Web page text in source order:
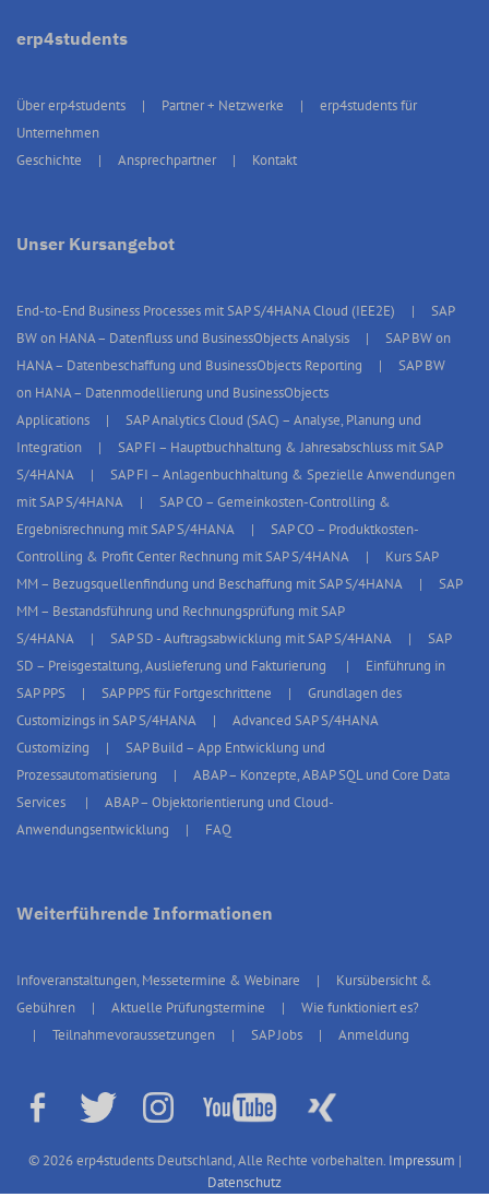
erp4students
Über erp4students Partner + Netzwerke
erp4students für
Unternehmen
Geschichte
Ansprechpartner Kontakt
Unser Kursangebot
End-to-End Business Processes mit SAP S/4HANA Cloud (IEE2E)
SAP
BW on HANA – Datenfluss und BusinessObjects Analysis
SAP BW on
HANA – Datenbeschaffung und BusinessObjects Reporting
SAP BW
on HANA – Datenmodellierung und BusinessObjects
Applications
SAP Analytics Cloud (SAC) – Analyse, Planung und
Integration
SAP FI – Hauptbuchhaltung & Jahresabschluss mit SAP
S/4HANA
SAP FI – Anlagenbuchhaltung & Spezielle Anwendungen
mit SAP S/4HANA
SAP CO – Gemeinkosten-Controlling &
Ergebnisrechnung mit SAP S/4HANA
SAP CO – Produktkosten-
Controlling & Profit Center Rechnung mit SAP S/4HANA
Kurs SAP
MM – Bezugsquellenfindung und Beschaffung mit SAP S/4HANA
SAP
MM – Bestandsführung und Rechnungsprüfung mit SAP
S/4HANA
SAP SD - Auftragsabwicklung mit SAP S/4HANA
SAP
SD – Preisgestaltung, Auslieferung und Fakturierung
Einführung in
SAP PPS
SAP PPS für Fortgeschrittene
Grundlagen des
Customizings in SAP S/4HANA
Advanced SAP S/4HANA
Customizing
SAP Build – App Entwicklung und
Prozessautomatisierung
ABAP – Konzepte, ABAP SQL und Core Data
Services
ABAP – Objektorientierung und Cloud-
Anwendungsentwicklung
FAQ
Weiterführende Informationen
Infoveranstaltungen, Messetermine & Webinare
Kursübersicht &
Gebühren
Aktuelle Prüfungstermine
Wie funktioniert es?
Teilnahmevoraussetzungen
SAP Jobs Anmeldung
© 2026 erp4students Deutschland, Alle Rechte vorbehalten. Impressum |
Datenschutz